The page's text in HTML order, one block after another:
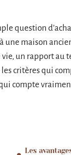
question
maison
un rapport au
critères qui
compte
Les